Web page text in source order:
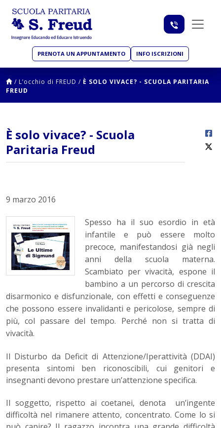
PRENOTA UN APPUNTAMENTO INFO ISCRIZIONI
/ L’occhio di FREUD / È SOLO VIVACE? - SCUOLA PARITARIA
FREUD
È solo vivace? - Scuola
Paritaria Freud
9 marzo 2016
Spesso ha il suo esordio in età
infantile e può essere molto
precoce, manifestandosi già negli
anni della scuola materna.
Scambiato per vivacità, espone il
bambino a un percorso di crescita
disarmonico e disfunzionale, con effetti e conseguenze
che possono essere invalidanti e pericolose, sempre di
più, col passare del tempo. Perché non si tratta di
vivacità.
Il Disturbo da Deficit di Attenzione/Iperattività (DDAI)
presenta sintomi ben riconoscibili, cui genitori e
insegnanti devono prestare un’attenzione specifica.
Il soggetto, rispetto ai coetanei, denota un’ingente
difficoltà nel rimanere attento, concentrato. Come lo si